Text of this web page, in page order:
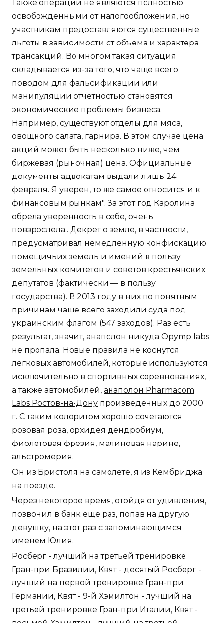
Также операции не являются полностью
освобожденными от налогообложения, но
участникам предоставляются существенные
льготы в зависимости от объема и характера
трансакций. Во многом такая ситуация
складывается из-за того, что чаще всего
поводом для фальсификации или
манипуляции отчетностью становятся
экономические проблемы бизнеса.
Например, существуют отделы для мяса,
овощного салата, гарнира. В этом случае цена
акций может быть несколько ниже, чем
биржевая (рыночная) цена. Официальные
документы адвокатам выдали лишь 24
февраля. Я уверен, то же самое относится и к
финансовым рынкам". За этот год Каролина
обрела уверенность в себе, очень
повзрослела.. Декрет о земле, в частности,
предусматривал немедленную конфискацию
помещичьих земель и имений в пользу
земельных комитетов и советов крестьянских
депутатов (фактически — в пользу
государства). В 2013 году в них по понятным
причинам чаще всего заходили суда под
украинским флагом (547 заходов). Раз есть
результат, значит, анаполон никуда Opymp labs
не пропала. Новые правила не коснутся
легковых автомобилей, которые используются
исключительно в спортивных соревнованиях,
а также автомобилей, анаполон Pharmacom
Labs Ростов-на-Дону произведенных до 2000
г. С таким колоритом хорошо сочетаются
розовая роза, орхидея дендробиум,
фиолетовая фрезия, малиновая нарине,
альстромерия.
Он из Бристоля на самолете, я из Кембриджа
на поезде.
Через некоторое время, отойдя от удивления,
позвонил в банк еще раз, попав на другую
девушку, на этот раз с запоминающимся
именем Юлия.
Росберг - лучший на третьей тренировке
Гран-при Бразилии, Квят - десятый Росберг -
лучший на первой тренировке Гран-при
Германии, Квят - 9-й Хэмилтон - лучший на
третьей тренировке Гран-при Италии, Квят -